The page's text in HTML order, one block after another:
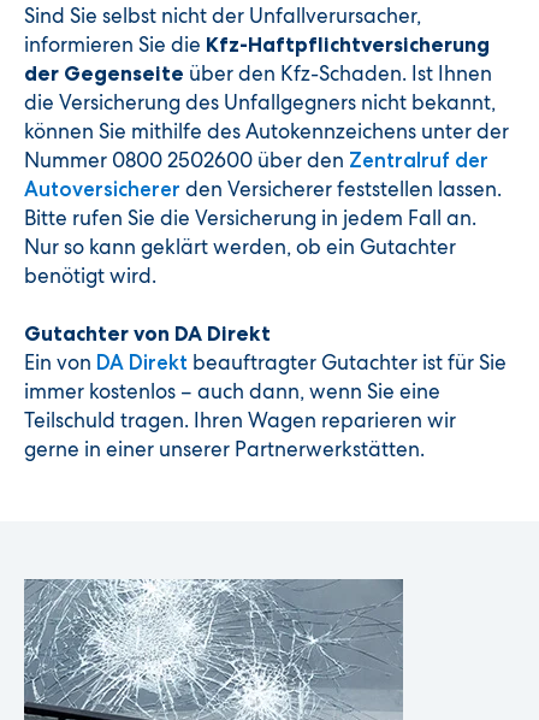
Sind Sie selbst nicht der Unfallverursacher,
informieren Sie die Kfz-Haftpflichtversicherung
der Gegenseite über den Kfz-Schaden. Ist Ihnen
die Versicherung des Unfallgegners nicht bekannt,
können Sie mithilfe des Autokennzeichens unter der
Nummer 0800 2502600 über den Zentralruf der
Autoversicherer den Versicherer feststellen lassen.
Bitte rufen Sie die Versicherung in jedem Fall an.
Nur so kann geklärt werden, ob ein Gutachter
benötigt wird.
Gutachter von DA Direkt
Ein von DA Direkt beauftragter Gutachter ist für Sie
immer kostenlos – auch dann, wenn Sie eine
Teilschuld tragen. Ihren Wagen reparieren wir
gerne in einer unserer Partnerwerkstätten.